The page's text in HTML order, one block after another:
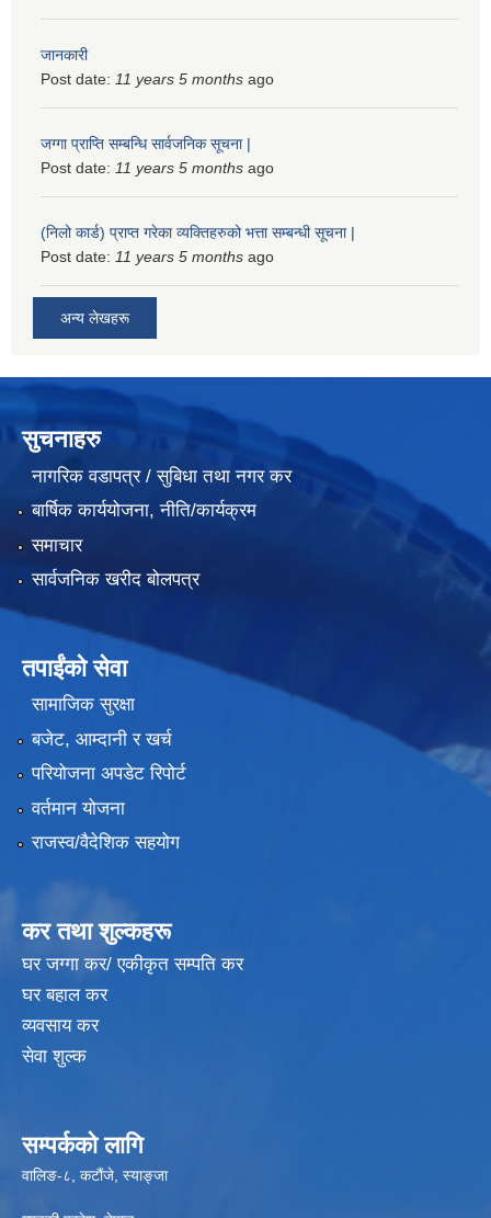
जानकारी
Post date: 11 years 5 months ago
जग्गा प्राप्ति सम्बन्धि सार्वजनिक सूचना |
Post date: 11 years 5 months ago
(निलो कार्ड) प्राप्त गरेका व्यक्तिहरुको भत्ता सम्बन्धी सूचना |
Post date: 11 years 5 months ago
अन्य लेखहरू
सुचनाहरु
नागरिक वडापत्र / सुबिधा तथा नगर कर
बार्षिक कार्ययोजना, नीति/कार्यक्रम
समाचार
सार्वजनिक खरीद बोलपत्र
तपाईंको सेवा
सामाजिक सुरक्षा
बजेट, आम्दानी र खर्च
परियोजना अपडेट रिपोर्ट
वर्तमान योजना
राजस्व/वैदेशिक सहयोग
कर तथा शुल्कहरू
घर जग्गा कर/ एकीकृत सम्पति कर
घर बहाल कर
व्यवसाय कर
सेवा शुल्क
सम्पर्कको लागि
वालिङ-८, कटौंजे, स्याङ्जा